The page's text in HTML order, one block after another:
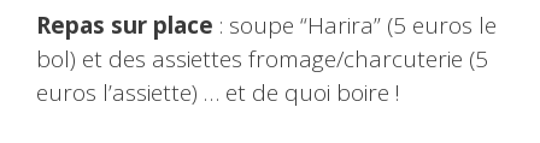
Repas sur place : soupe “Harira” (5 euros le
bol) et des assiettes fromage/charcuterie (5
euros l’assiette) … et de quoi boire !